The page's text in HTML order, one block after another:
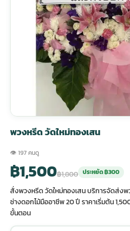
จัดดอกไม้หน้าศพ
ดอกไม้หน้าหีบ
ดอกไม้หน้างานศพ
ดอกไม้หน้าโลง
จัดดอกไม้หน้ารูป
จัดดอกไม้หน้าโลง
ดอกไม้ศพ
สั่งพวงหรีด
ร้านพวงหรีด
ดอกไม้พวงหรีด
พวงหรีดปทุม
พวงหรีดพระราม 2
พวงหรีด ปากคลองตลาด
พวงหรีดราคาถูก
ไม้หน้าเมรุ
น้าเมรุ ราคา
ม้หน้าเมรุ
มรุ ราคาถูก
ไม้งานแต่ง ราคาถูก
ไม้งานแต่ง กรุงเทพ
ดอกไม้งานแต่ง
ไม้งานแต่ง แบบสวยๆ
พวงหรีดพัดลม ราคาถูก
พวงหรีดพัดลม กรุงเทพ
พวงหรีดพัดลม ส่งด่วน
สั่งพวงหรีดพัดลม
ร้านพวงหรีดพัดลม
พวงหรีดพัดลม ปากคลองตลาด
พวงหรีดพัดลม แบบสวยๆ
รับจัดงานศพ ครบวงจร
รับจัดงานศพ กรุงเทพ
แพ็คเกจจัดงานศพ
ค่าใช้จ่ายจัดงานศพ
จัดงานศพ วัด
ขั้นตอนจัดงานศพ
จัดงานศพ ราคาถูก
พวงหรีด วัดใหม่ทองเสน
👁 197 คนดู
฿1,500฿1,800 ประหยัด ฿300
สั่งพวงหรีด วัดใหม่ทองเสน บริการจัดส่ง
ช่างดอกไม้มืออาชีพ 20 ปี ราคาเริ่มต้น
ขั้นตอน